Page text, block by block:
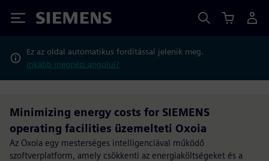
Siemens
Ez az oldal automatikus fordítással jelenik meg.
Inkább megnézi angolul?
Minimizing energy costs for SIEMENS
operating facilities üzemelteti Oxoia
Az Oxoia egy mesterséges intelligenciával működő
szoftverplatform, amely csökkenti az energiaköltségeket és a